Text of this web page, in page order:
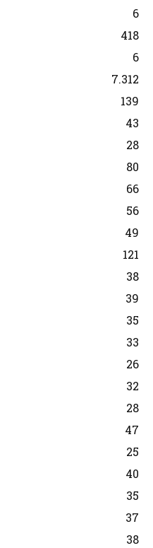
6
418
6
7.312
139
43
28
80
66
56
49
121
38
39
35
33
26
32
28
47
25
40
35
37
38